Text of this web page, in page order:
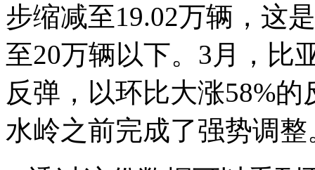
步缩减至19.02万辆，这
至20万辆以下。3月，比
反弹，以环比大涨58%
水岭之前完成了强势调整